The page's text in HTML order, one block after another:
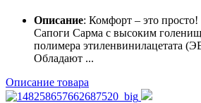
Описание: Комфорт – это просто!
Сапоги Сарма с высоким
полимера этиленвинилацетата
Обладают ...
Описание товара